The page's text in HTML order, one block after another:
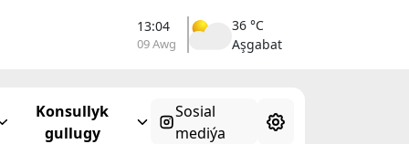
13:04
09 Awg
36 °C
Aşgabat
Konsullyk
gullugy
Sosial
mediýa